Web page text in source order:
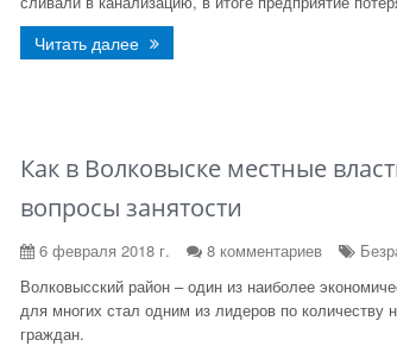
Читать далее
Как в Волковыске местные
вопросы занятости
6 февраля 2018 г. 8 комментариев
Волковысский район – один из наиболее
для многих стал одним из лидеров по количеству
граждан.